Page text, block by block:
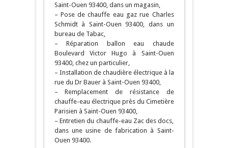
Saint-Ouen 93400, dans un magasin,
– Pose de chauffe eau gaz rue Charles
Schmidt à Saint-Ouen 93400, dans un
bureau de Tabac,
– Réparation ballon eau chaude
Boulevard Victor Hugo à Saint-Ouen
93400, chez un particulier,
– Installation de chaudière électrique à la
rue du Dr Bauer à Saint-Ouen 93400,
– Remplacement de résistance de
chauffe-eau électrique près du Cimetière
Parisien à Saint-Ouen 93400,
– Entretien du chauffe-eau Zac des docs,
dans une usine de fabrication à Saint-
Ouen 93400.